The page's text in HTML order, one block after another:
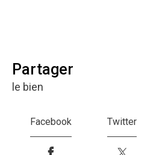
partager
le bien
Facebook Twitter